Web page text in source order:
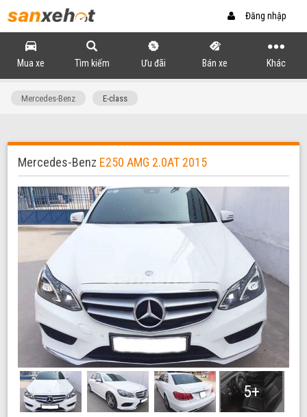
Đăng nhập
Mua xe Tìm kiếm Ưu đãi Bán xe Khác
Mercedes-Benz E-class
Mercedes-Benz E250 AMG 2.0AT 2015
5+